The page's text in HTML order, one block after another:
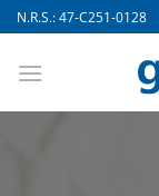
Saltar
al
contenido
N.R.S.: 47-C251-0128